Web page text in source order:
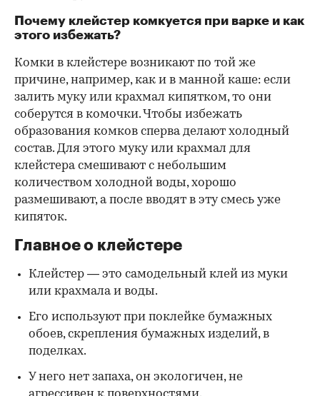
Почему клейстер комкуется при варке и как
этого избежать?
Комки в клейстере возникают по той же
причине, например, как и в манной каше: если
залить муку или крахмал кипятком, то они
соберутся в комочки. Чтобы избежать
образования комков сперва делают холодный
состав. Для этого муку или крахмал для
клейстера смешивают с небольшим
количеством холодной воды, хорошо
размешивают, а после вводят в эту смесь уже
кипяток.
Главное о клейстере
Клейстер — это самодельный клей из муки
или крахмала и воды.
Его используют при поклейке бумажных
обоев, скрепления бумажных изделий, в
поделках.
У него нет запаха, он экологичен, не